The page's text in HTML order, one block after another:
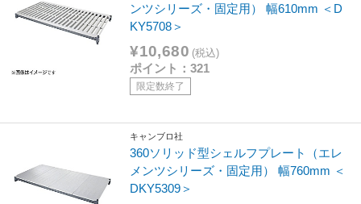
ンツシリーズ・固定用） 幅610mm ＜D
KY5708＞
¥10,680 (税込)
ポイント：321
限定数終了
キャンブロ社
360ソリッド型シェルフプレート（エレ
メンツシリーズ・固定用） 幅760mm ＜
DKY5309＞